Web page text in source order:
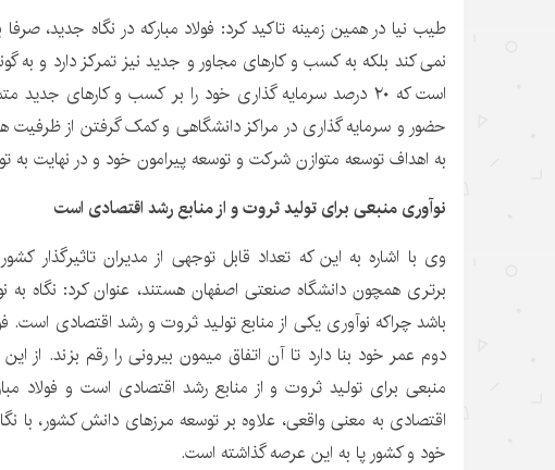
طیب نیا در همین زمینه تاکید کرد: فولاد مبارکه در نگاه جدید،
نمی کند بلکه به کسب و کارهای مجاور و جدید نیز تمرکز دارد و به
است که ۲۰ درصد سرمایه گذاری خود را بر کسب و کارهای جدید
حضور و سرمایه گذاری در مراکز دانشگاهی و کمک گرفتن از ظرفیت
به اهداف توسعه متوازن شرکت و توسعه پیرامون خود و در نهایت به
نوآوری منبعی برای تولید ثروت و از منابع رشد اقتصادی است
وی با اشاره به این که تعداد قابل توجهی از مدیران تاثیرگذار
برتری همچون دانشگاه صنعتی اصفهان هستند، عنوان کرد: نگاه به
باشد چراکه نوآوری یکی از منابع تولید ثروت و رشد اقتصادی است.
دوم عمر خود بنا دارد تا آن اتفاق میمون بیرونی را رقم بزند. از
منبعی برای تولید ثروت و از منابع رشد اقتصادی است و فولاد
اقتصادی به معنی واقعی، علاوه بر توسعه مرزهای دانش کشور، با
خود و کشور پا به این عرصه گذاشته است.